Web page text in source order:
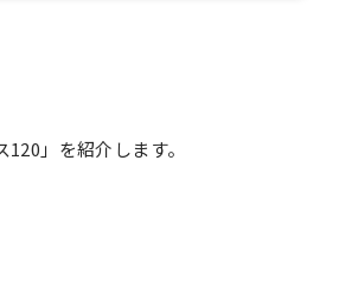
」を紹介します。